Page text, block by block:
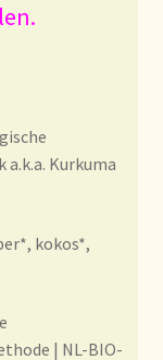
Kurkuma
kokos*,
| NL-BIO-